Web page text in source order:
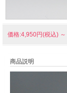
価格:4,950円(税込) ～
商品説明